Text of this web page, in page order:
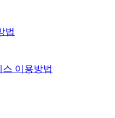
법
스 이용방법